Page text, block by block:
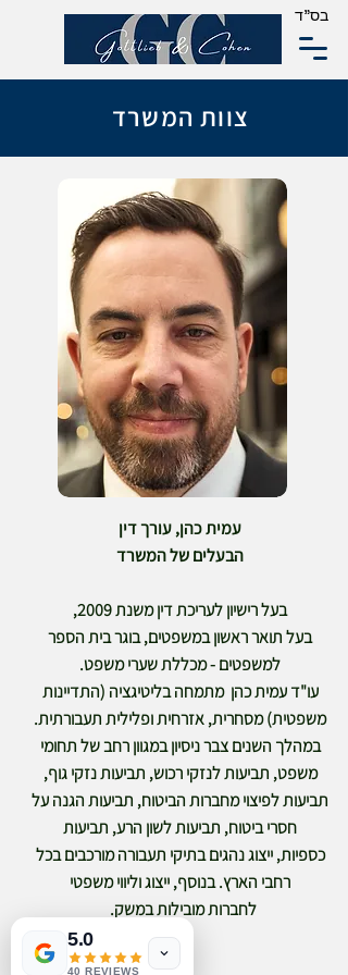
בס"ד
צוות המשרד
עמית כהן, עורך דין
הבעלים של המשרד
בעל רישיון לעריכת דין משנת 2009,
בעל תואר ראשון במשפטים, בוגר בית הספר
למשפטים - מכללת שערי משפט.
עו"ד עמית כהן מתמחה בליטיגציה (התדיינות
משפטית) מסחרית, אזרחית ופלילית תעבורתית.
במהלך השנים צבר ניסיון במגוון רחב של תחומי
משפט, תביעות לנזקי רכוש, תביעות נזקי גוף,
תביעות לפיצוי מחברות הביטוח, תביעות הגנה על
חסרי ביטוח, תביעות לשון הרע, תביעות
כספיות, ייצוג נהגים בתיקי תעבורה מורכבים בכל
רחבי הארץ. בנוסף, ייצוג וליווי משפטי
לחברות מובילות במשק.
5.0
40 REVIEWS